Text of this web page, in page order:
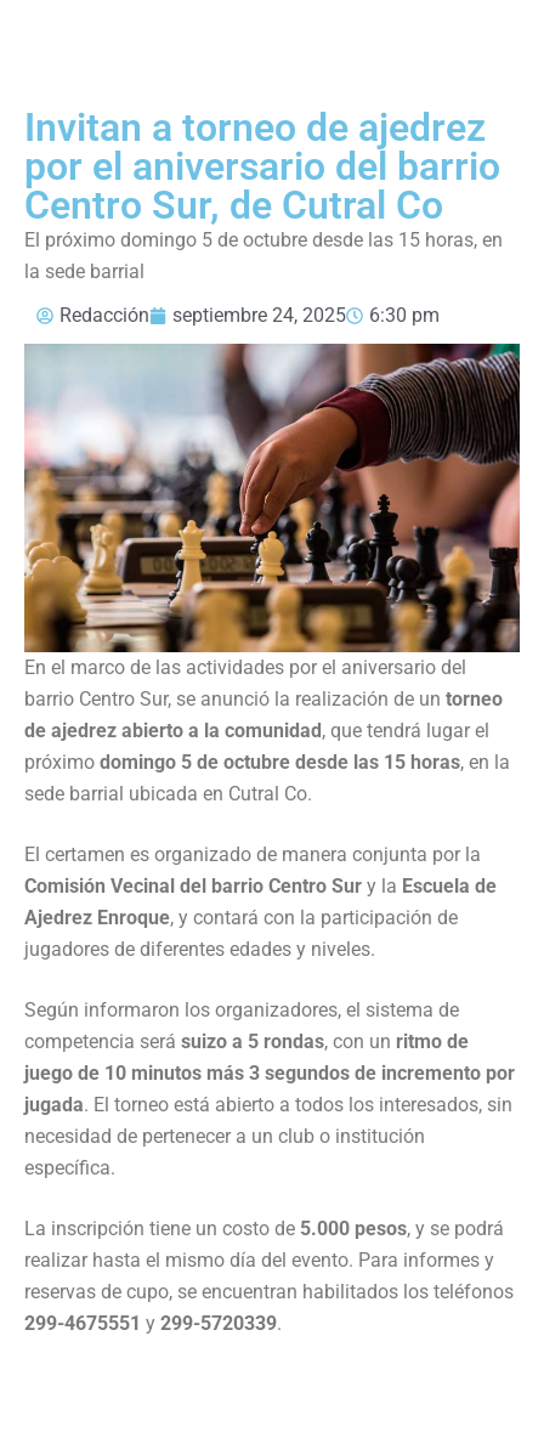
Invitan a torneo de ajedrez
por el aniversario del barrio
Centro Sur, de Cutral Co
El próximo domingo 5 de octubre desde las 15 horas, en
la sede barrial
Redacción
septiembre 24, 2025 6:30 pm
En el marco de las actividades por el aniversario del
barrio Centro Sur, se anunció la realización de un torneo
de ajedrez abierto a la comunidad , que tendrá lugar el
próximo domingo 5 de octubre desde las 15 horas, en la
sede barrial ubicada en Cutral Co.
El certamen es organizado de manera conjunta por la
Comisión Vecinal del barrio Centro Sur y la Escuela de
Ajedrez Enroque, y contará con la participación de
jugadores de diferentes edades y niveles.
Según informaron los organizadores, el sistema de
competencia será suizo a 5 rondas, con un ritmo de
juego de 10 minutos más 3 segundos de incremento por
jugada. El torneo está abierto a todos los interesados, sin
necesidad de pertenecer a un club o institución
específica.
La inscripción tiene un costo de 5.000 pesos, y se podrá
realizar hasta el mismo día del evento. Para informes y
reservas de cupo, se encuentran habilitados los teléfonos
299-4675551 y 299-5720339.